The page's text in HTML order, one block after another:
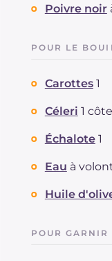
Poivre noir
POUR LE
Carottes 1
Céleri 1 côte
Échalote 1
Eau à
Huile
POUR GARNIR